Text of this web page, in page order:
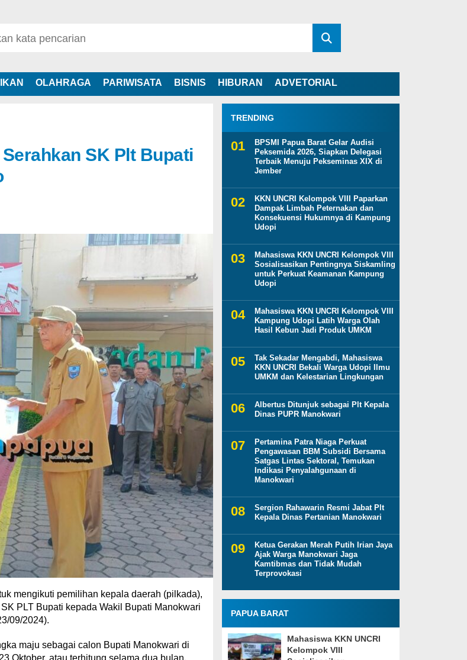
OLAHRAGA PARIWISATA BISNIS HIBURAN ADVETORIAL
SK Plt Bupati
mengikuti pemilihan kepala daerah (pilkada),
PLT Bupati kepada Wakil Bupati Manokwari
09/2024).
maju sebagai calon Bupati Manokwari di
Oktober, atau terhitung selama dua bulan.
TRENDING
BPSMI Papua Barat Gelar Audisi
Peksemida 2026, Siapkan Delegasi
Terbaik Menuju Pekseminas XIX di
Jember
KKN UNCRI Kelompok VIII Paparkan
Dampak Limbah Peternakan dan
Konsekuensi Hukumnya di Kampung
Udopi
Mahasiswa KKN UNCRI Kelompok VIII
Sosialisasikan Pentingnya Siskamling
untuk Perkuat Keamanan Kampung
Udopi
Mahasiswa KKN UNCRI Kelompok VIII
Kampung Udopi Latih Warga Olah
Hasil Kebun Jadi Produk UMKM
Tak Sekadar Mengabdi, Mahasiswa
KKN UNCRI Bekali Warga Udopi Ilmu
UMKM dan Kelestarian Lingkungan
Albertus Ditunjuk sebagai Plt Kepala
Dinas PUPR Manokwari
Pertamina Patra Niaga Perkuat
Pengawasan BBM Subsidi Bersama
Satgas Lintas Sektoral, Temukan
Indikasi Penyalahgunaan di
Manokwari
Sergion Rahawarin Resmi Jabat Plt
Kepala Dinas Pertanian Manokwari
Ketua Gerakan Merah Putih Irian Jaya
Ajak Warga Manokwari Jaga
Kamtibmas dan Tidak Mudah
Terprovokasi
PAPUA BARAT
Mahasiswa KKN UNCRI
Kelompok VIII